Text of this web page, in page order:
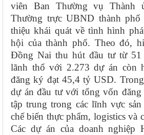
viên Ban Thường vụ Thành
Thường trực UBND thành
thiệu khái quát về tình hình
hội của thành phố. Theo đó,
Đồng Nai thu hút đầu tư từ 51
lãnh thổ với 2.273 dự án còn
đăng ký đạt 45,4 tỷ USD.
dự án đầu tư với tổng vốn
tập trung trong các lĩnh vực
chế biến thực phẩm, logistics và
Các dự án của doanh nghiệp